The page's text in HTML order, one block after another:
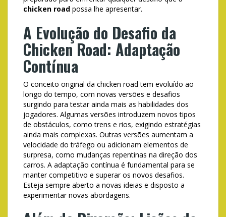
chicken road possa lhe apresentar.
A Evolução do Desafio da
Chicken Road: Adaptação
Contínua
O conceito original da chicken road tem evoluído ao
longo do tempo, com novas versões e desafios
surgindo para testar ainda mais as habilidades dos
jogadores. Algumas versões introduzem novos tipos
de obstáculos, como trens e rios, exigindo estratégias
ainda mais complexas. Outras versões aumentam a
velocidade do tráfego ou adicionam elementos de
surpresa, como mudanças repentinas na direção dos
carros. A adaptação contínua é fundamental para se
manter competitivo e superar os novos desafios.
Esteja sempre aberto a novas ideias e disposto a
experimentar novas abordagens.